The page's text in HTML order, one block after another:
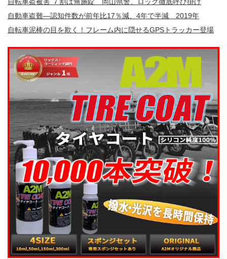
自動車盗難—認知件数が前年比17％減、4年で半減 2019年
自転車泥棒の目を欺く！フレーム内に隠せるGPSトラッカー登場